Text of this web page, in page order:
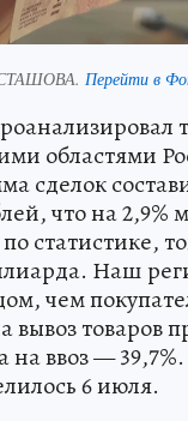
Перейти в
областями
сделок
что на 2,9%
статистике,
Наш
чем
товаров
на ввоз —
6 июля.